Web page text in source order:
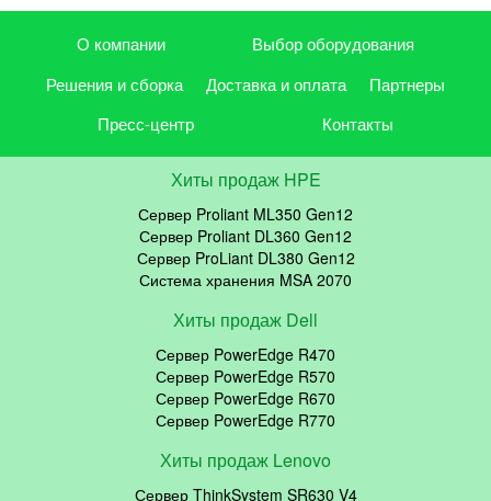
О компании
Выбор оборудования
Решения и сборка
Доставка и оплата
Партнеры
Пресс-центр
Контакты
Хиты продаж HPE
Сервер Proliant ML350 Gen12
Сервер Proliant DL360 Gen12
Сервер ProLiant DL380 Gen12
Система хранения MSA 2070
Хиты продаж Dell
Сервер PowerEdge R470
Сервер PowerEdge R570
Сервер PowerEdge R670
Сервер PowerEdge R770
Хиты продаж Lenovo
Сервер ThinkSystem SR630 V4